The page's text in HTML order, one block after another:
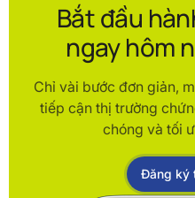
Bắt đầu
ngay hôm
Chỉ vài bước đơn giản,
tiếp cận thị trường
chóng và tối
Đăng ký